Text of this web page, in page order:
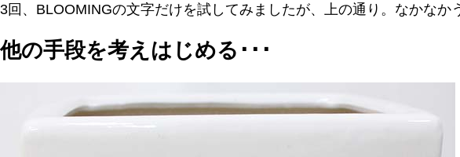
3回、BLOOMINGの文字だけを試してみましたが、上の通り。なかな
他の手段を考えはじめる･･･